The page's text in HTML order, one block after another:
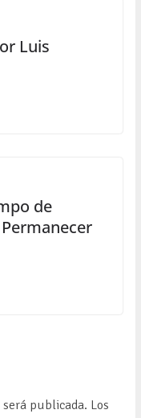
Luis
de
publicada. Los